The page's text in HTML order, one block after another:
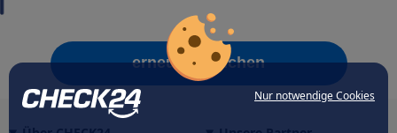
Nur notwendige Cookies
erneut versuchen